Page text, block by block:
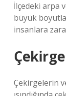
İlçedeki arpa
büyük
insanlara
Çekirgelerin